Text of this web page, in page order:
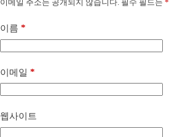
이메일 주소는 공개되지 않습니다. 필수 필드는 *
이름 *
이메일 *
웹사이트